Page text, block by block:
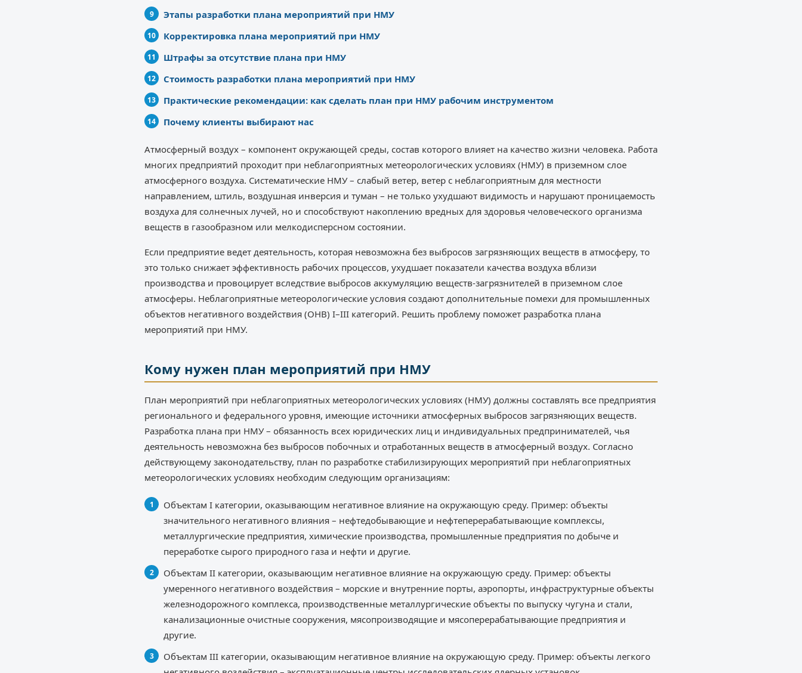
Этапы разработки плана мероприятий при НМУ
Корректировка плана мероприятий при НМУ
Штрафы за отсутствие плана при НМУ
Стоимость разработки плана мероприятий при НМУ
Практические рекомендации: как сделать план при НМУ рабочим инструментом
Почему клиенты выбирают нас
Атмосферный воздух – компонент окружающей среды, состав которого влияет на качество жизни человека. Работа
многих предприятий проходит при неблагоприятных метеорологических условиях (НМУ) в приземном слое
атмосферного воздуха. Систематические НМУ – слабый ветер, ветер с неблагоприятным для местности
направлением, штиль, воздушная инверсия и туман – не только ухудшают видимость и нарушают проницаемость
воздуха для солнечных лучей, но и способствуют накоплению вредных для здоровья человеческого организма
веществ в газообразном или мелкодисперсном состоянии.
Если предприятие ведет деятельность, которая невозможна без выбросов загрязняющих веществ в атмосферу, то
это только снижает эффективность рабочих процессов, ухудшает показатели качества воздуха вблизи
производства и провоцирует вследствие выбросов аккумуляцию веществ-загрязнителей в приземном слое
атмосферы. Неблагоприятные метеорологические условия создают дополнительные помехи для промышленных
объектов негативного воздействия (ОНВ) I–III категорий. Решить проблему поможет разработка плана
мероприятий при НМУ.
Кому нужен план мероприятий при НМУ
План мероприятий при неблагоприятных метеорологических условиях (НМУ) должны составлять все предприятия
регионального и федерального уровня, имеющие источники атмосферных выбросов загрязняющих веществ.
Разработка плана при НМУ – обязанность всех юридических лиц и индивидуальных предпринимателей, чья
деятельность невозможна без выбросов побочных и отработанных веществ в атмосферный воздух. Согласно
действующему законодательству, план по разработке стабилизирующих мероприятий при неблагоприятных
метеорологических условиях необходим следующим организациям:
Объектам I категории, оказывающим негативное влияние на окружающую среду. Пример: объекты
значительного негативного влияния – нефтедобывающие и нефтеперерабатывающие комплексы,
металлургические предприятия, химические производства, промышленные предприятия по добыче и
переработке сырого природного газа и нефти и другие.
Объектам II категории, оказывающим негативное влияние на окружающую среду. Пример: объекты
умеренного негативного воздействия – морские и внутренние порты, аэропорты, инфраструктурные объекты
железнодорожного комплекса, производственные металлургические объекты по выпуску чугуна и стали,
канализационные очистные сооружения, мясопроизводящие и мясоперерабатывающие предприятия и
другие.
Объектам III категории, оказывающим негативное влияние на окружающую среду. Пример: объекты легкого